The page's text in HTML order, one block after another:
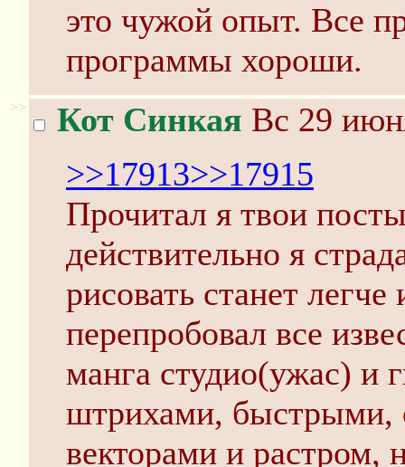
это чужой опыт. Все
программы хороши.
>> Кот Синкая Вс 29
>>17913>>17915
Прочитал я твои
действительно я
рисовать станет
перепробовал все
манга студио(ужас) и
штрихами, быстрыми,
векторами и растром,